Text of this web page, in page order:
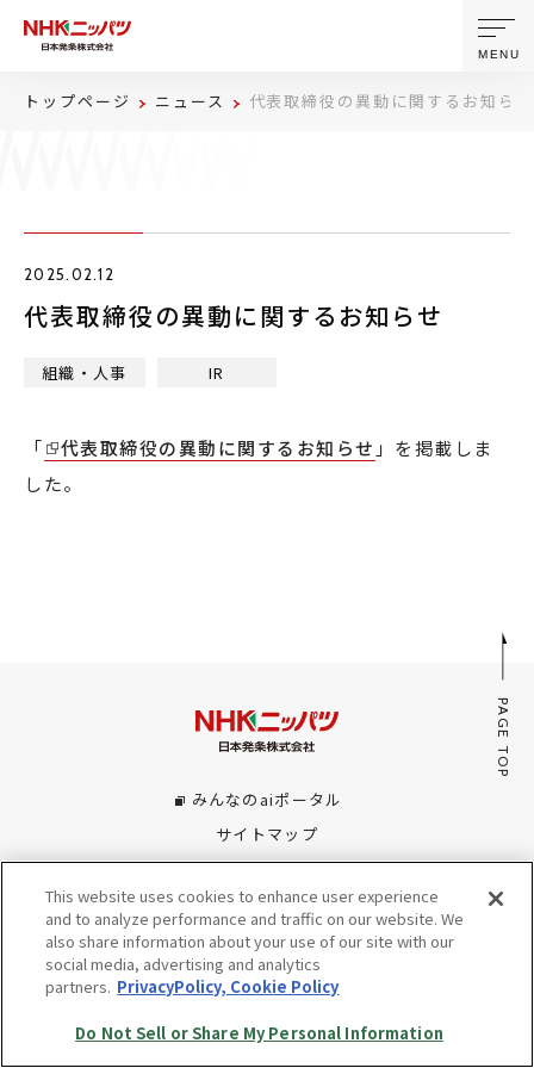
お問い合わせ
製品・技術
ニュース
株主・投資家情報
MENU
トップページ ニュース 代表取締役の異動に関するお知らせ
2025.02.12
代表取締役の異動に関するお知らせ
組織・人事 IR
「 代表取締役の異動に関するお知らせ 」を掲載しま
した。
PAGE TOP
みんなのaiポータル
サイトマップ
プライバシーポリシー・Cookieポリシー
Do Not Sell or Share My Personal Information
© Copyright NHK SPRING Co.,Ltd. All rights reserved.
This website uses cookies to enhance user experience
and to analyze performance and traffic on our website. We
also share information about your use of our site with our
social media, advertising and analytics
partners. PrivacyPolicy, Cookie Policy
Do Not Sell or Share My Personal Information